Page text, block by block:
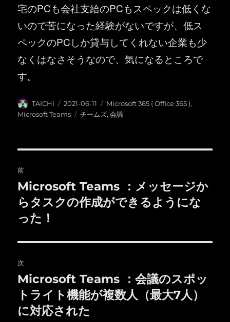
宅のPCも会社支給のPCもスペックは低くな
いので苦になった経験がないですが、低ス
ペックのPCしか貸与してくれない企業も少
なくはなさそうなので、気になるところで
す。
投
稿
TAICHI
投
稿
2021-06-11
カ
テ
Microsoft 365 ( Office 365 ),
Microsoft Teams
タ
チームズ,会議
稿
ナ
ビ
ゲ
ー
シ
ョ
前
前
の
Microsoft Teams ：メッセージか
らタスクの作成ができるようにな
った！
次
次
の
投
Microsoft Teams ：会議のスポッ
トライト機能が複数人（最大7人）
に対応された